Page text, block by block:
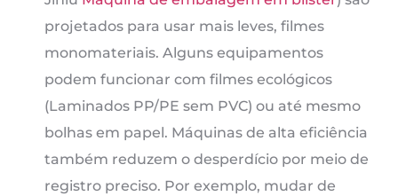
projetados para usar mais leves, filmes
monomateriais. Alguns equipamentos
podem funcionar com filmes ecológicos
(Laminados PP/PE sem PVC) ou até mesmo
bolhas em papel. Máquinas de alta eficiência
também reduzem o desperdício por meio de
registro preciso. Por exemplo, mudar de